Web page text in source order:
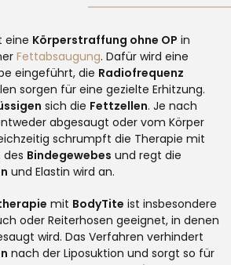
eine Körperstraffung ohne OP in
Fettabsaugung. Dafür wird eine
eingeführt, die Radiofrequenz
sorgen für eine gezielte Erhitzung.
sich die Fettzellen. Je nach
abgesaugt oder vom Körper
schrumpft die Therapie mit
des Bindegewebes und regt die
und Elastin wird an.
mit BodyTite ist insbesondere
oder Reiterhosen geeignet, in denen
wird. Das Verfahren verhindert
nach der Liposuktion und sorgt so für